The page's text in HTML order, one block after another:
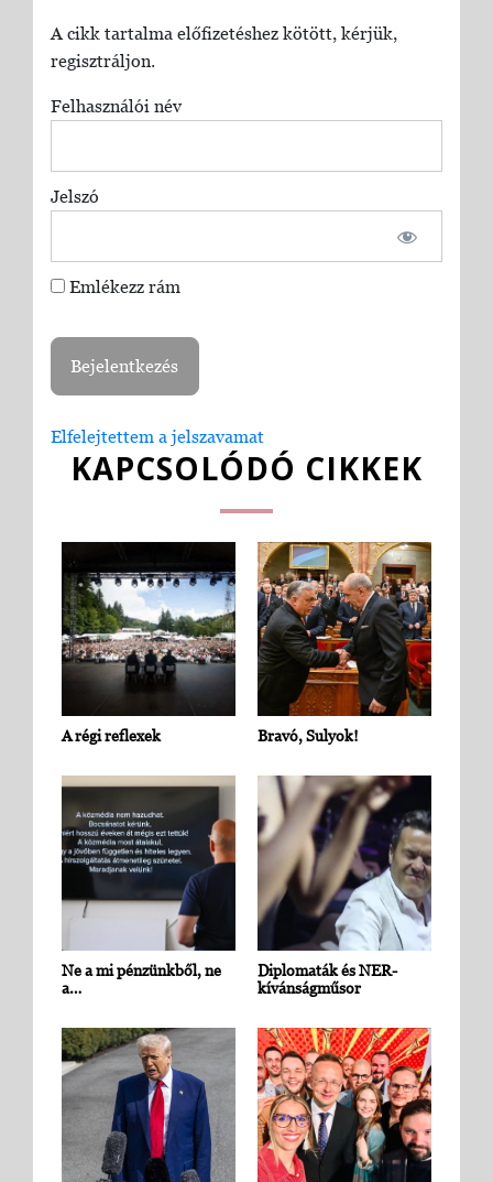
A cikk tartalma előfizetéshez kötött, kérjük,
regisztráljon.
Felhasználói név
Jelszó
Emlékezz rám
Elfelejtettem a jelszavamat
KAPCSOLÓDÓ CIKKEK
A régi reflexek Bravó, Sulyok!
Ne a mi pénzünkből, ne
a…
Diplomaták és NER-
kívánságműsor